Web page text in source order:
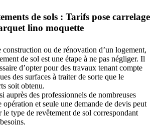
de sols : Tarifs pose carrelage
lino moquette
construction ou de rénovation d’un logement,
de sol est une étape à ne pas négliger. Il
d’opter pour des travaux tenant compte
des surfaces à traiter de sorte que le
soit obtenu.
auprès des professionnels de nombreuses
opération et seule une demande de devis peut
le type de revêtement de sol correspondant